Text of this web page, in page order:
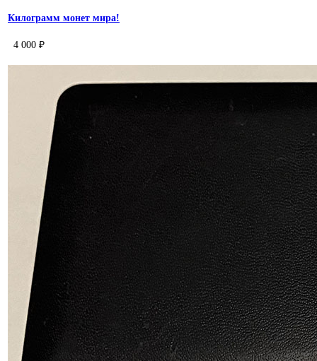
Килограмм монет мира!
4 000 ₽